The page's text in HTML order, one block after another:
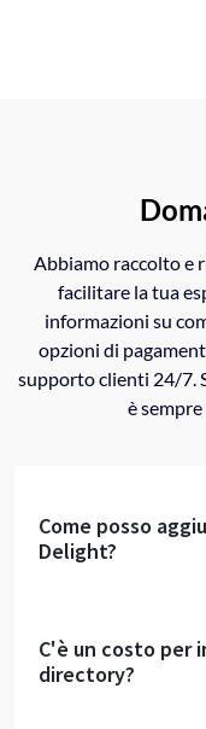
Abbiamo raccolto e
facilitare la tua
informazioni su
opzioni di
supporto clienti 24/7.
è
Come posso
Delight?
C'è un costo per
directory?